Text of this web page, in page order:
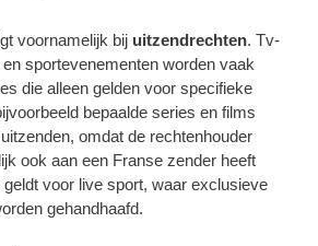
voornamelijk bij uitzendrechten. Tv-
sportevenementen worden vaak
die alleen gelden voor specifieke
bepaalde series en films
omdat de rechtenhouder
ook aan een Franse zender heeft
voor live sport, waar exclusieve
gehandhaafd.